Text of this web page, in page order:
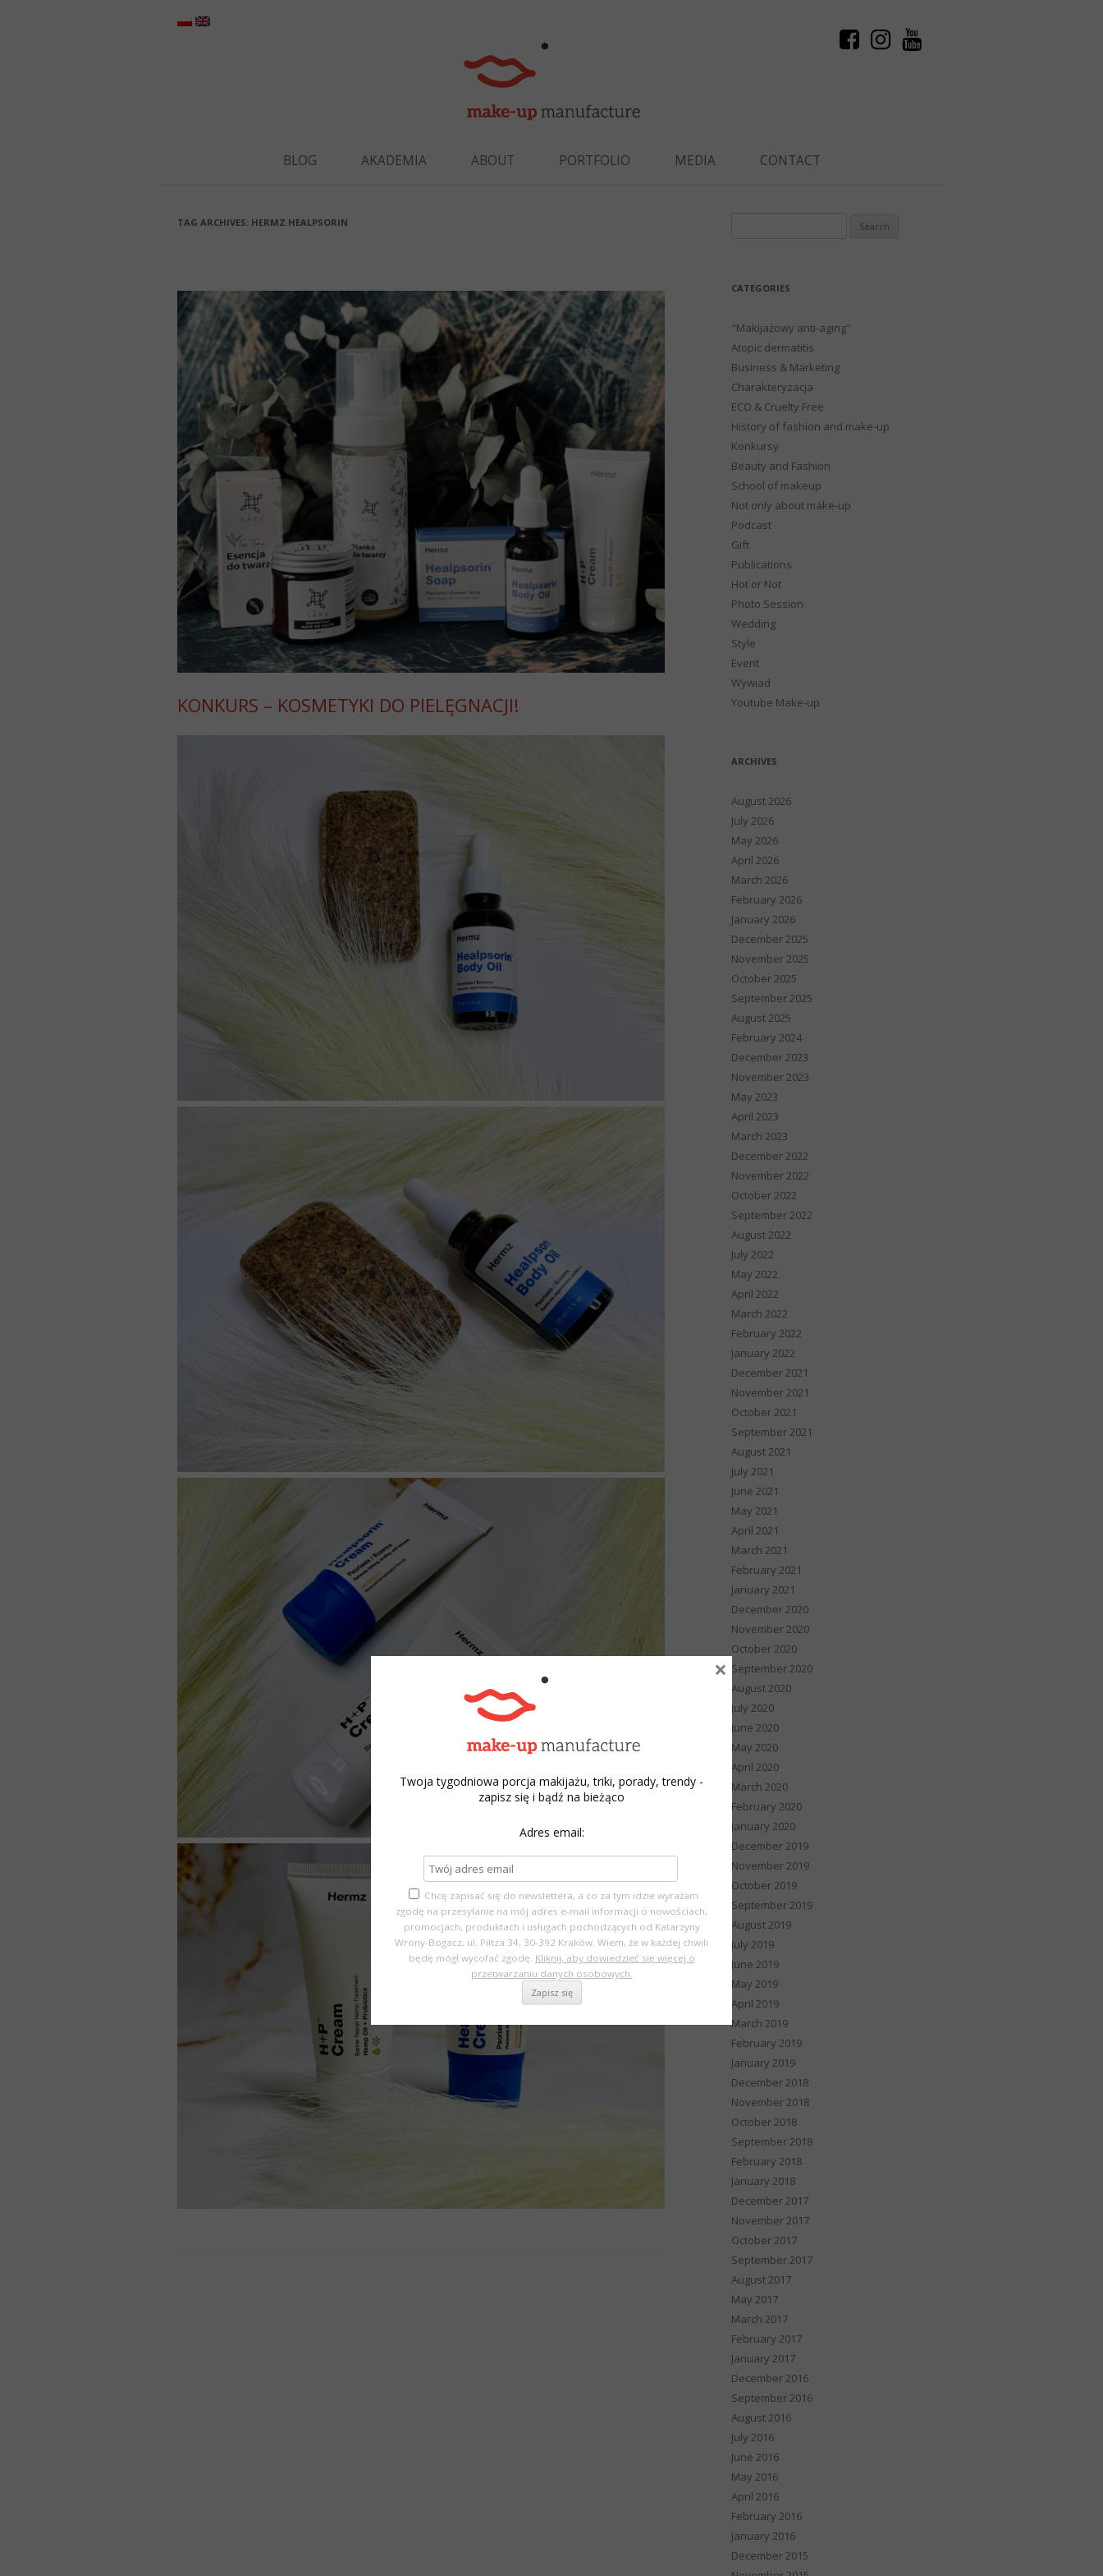
BLOG AKADEMIA ABOUT PORTFOLIO MEDIA CONTACT
TAG ARCHIVES: HERMZ HEALPSORIN
KONKURS – KOSMETYKI DO PIELĘGNACJI!
CATEGORIES
"Makijażowy anti-aging"
Atopic dermatitis
Business & Marketing
Charakteryzacja
ECO & Cruelty Free
History of fashion and make-up
Konkursy
Beauty and Fashion
School of makeup
Not only about make-up
Podcast
Gift
Publications
Hot or Not
Photo Session
Wedding
Style
Event
Wywiad
Youtube Make-up
ARCHIVES
August 2026
July 2026
May 2026
April 2026
March 2026
February 2026
January 2026
December 2025
November 2025
October 2025
September 2025
August 2025
February 2024
December 2023
November 2023
May 2023
April 2023
March 2023
December 2022
November 2022
October 2022
September 2022
August 2022
July 2022
May 2022
April 2022
March 2022
February 2022
January 2022
December 2021
November 2021
October 2021
September 2021
August 2021
July 2021
June 2021
May 2021
April 2021
March 2021
February 2021
January 2021
December 2020
November 2020
October 2020
September 2020
August 2020
July 2020
June 2020
May 2020
April 2020
March 2020
February 2020
January 2020
December 2019
November 2019
October 2019
September 2019
August 2019
July 2019
June 2019
May 2019
April 2019
March 2019
February 2019
January 2019
December 2018
November 2018
October 2018
September 2018
February 2018
January 2018
December 2017
November 2017
October 2017
September 2017
August 2017
May 2017
March 2017
February 2017
January 2017
December 2016
September 2016
August 2016
July 2016
June 2016
May 2016
April 2016
February 2016
January 2016
December 2015
Twoja tygodniowa porcja makijażu, triki, porady, trendy -
zapisz się i bądź na bieżąco
Adres email:
Chcę zapisać się do newslettera, a co za tym idzie wyrażam
zgodę na przesyłanie na mój adres e-mail informacji o nowościach,
promocjach, produktach i usługach pochodzących od Katarzyny
Wrony-Bogacz, ul. Piltza 34, 30-392 Kraków. Wiem, że w każdej chwili
będę mógł wycofać zgodę. Kliknij, aby dowiedzieć się więcej o
przetwarzaniu danych osobowych.
×